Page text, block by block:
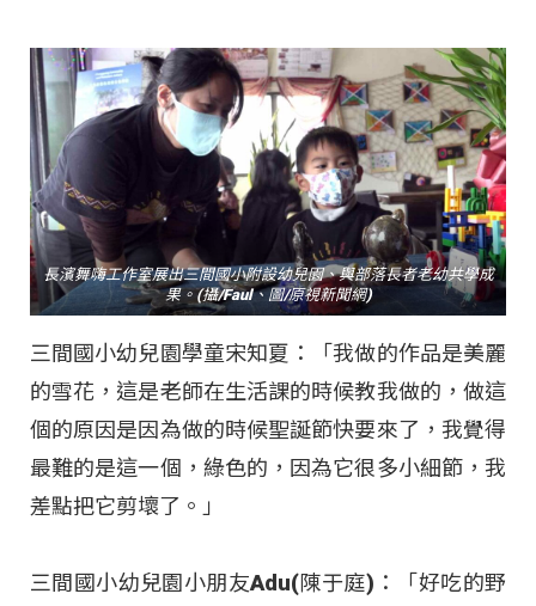
長濱舞嗨工作室展出三間國小附設幼兒園、與部落長者老幼共學成
果。(攝/Faul、圖/原視新聞網)
三間國小幼兒園學童宋知夏：「我做的作品是美麗
的雪花，這是老師在生活課的時候教我做的，做這
個的原因是因為做的時候聖誕節快要來了，我覺得
最難的是這一個，綠色的，因為它很多小細節，我
差點把它剪壞了。」
三間國小幼兒園小朋友Adu(陳于庭)：「好吃的野